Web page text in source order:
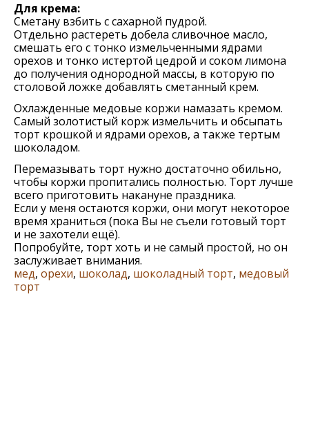
Для крема:
Сметану взбить с сахарной пудрой.
Отдельно растереть добела сливочное масло,
смешать его с тонко измельченными ядрами
орехов и тонко истертой цедрой и соком лимона
до получения однородной массы, в которую по
столовой ложке добавлять сметанный крем.
Охлажденные медовые коржи намазать кремом.
Самый золотистый корж измельчить и обсыпать
торт крошкой и ядрами орехов, а также тертым
шоколадом.
Перемазывать торт нужно достаточно обильно,
чтобы коржи пропитались полностью. Торт лучше
всего приготовить накануне праздника.
Если у меня остаются коржи, они могут некоторое
время храниться (пока Вы не съели готовый торт
и не захотели ещё).
Попробуйте, торт хоть и не самый простой, но он
заслуживает внимания.
мед, орехи, шоколад, шоколадный торт, медовый
торт